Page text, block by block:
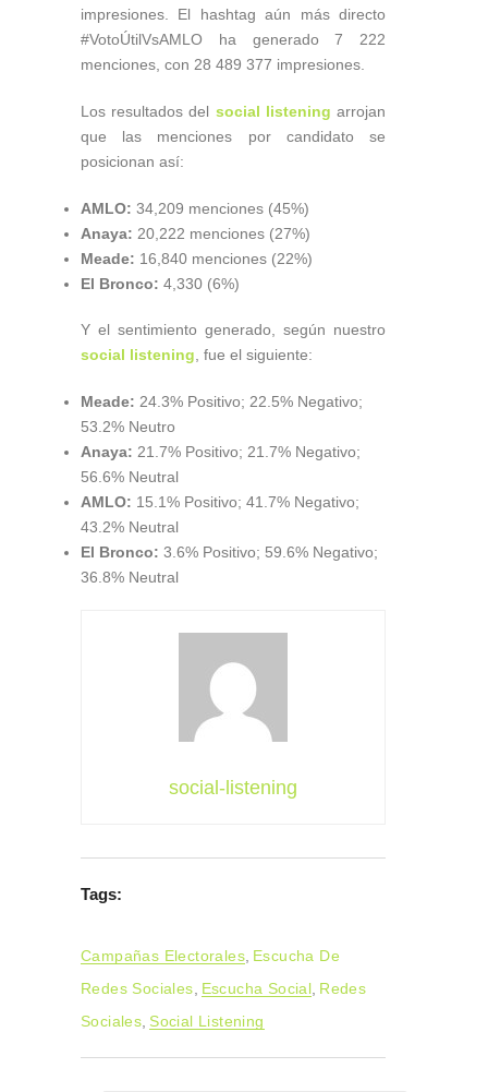
impresiones. El hashtag aún más directo
#VotoÚtilVsAMLO ha generado 7 222
menciones, con 28 489 377 impresiones.
Los resultados del social listening arrojan
que las menciones por candidato se
posicionan así:
AMLO: 34,209 menciones (45%)
Anaya: 20,222 menciones (27%)
Meade: 16,840 menciones (22%)
El Bronco: 4,330 (6%)
Y el sentimiento generado, según nuestro
social listening , fue el siguiente:
Meade: 24.3% Positivo; 22.5% Negativo;
53.2% Neutro
Anaya: 21.7% Positivo; 21.7% Negativo;
56.6% Neutral
AMLO: 15.1% Positivo; 41.7% Negativo;
43.2% Neutral
El Bronco: 3.6% Positivo; 59.6% Negativo;
36.8% Neutral
social-listening
Tags:
Campañas Electorales Escucha De
Redes Sociales Escucha Social Redes
Sociales Social Listening